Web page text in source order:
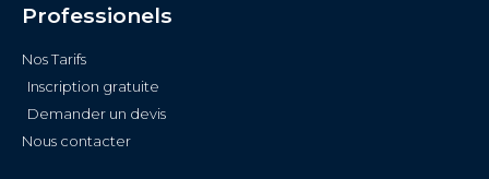
Professionels
Nos Tarifs
Inscription gratuite
Demander un devis
Nous contacter